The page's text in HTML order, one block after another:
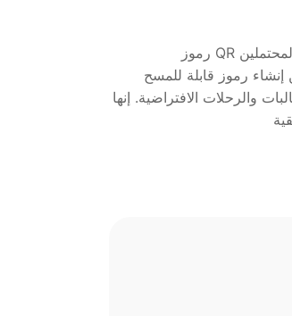
رموز QR تبسط الوصول إلى معلومات العقارات للمشترين المحتملين
إنشاء رموز قابلة للمسح
والرحلات الافتراضية. إنها